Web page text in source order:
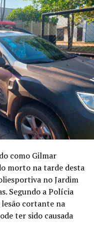
como Gilmar
morto na tarde desta
no Jardim
Segundo a Polícia
cortante na
ter sido causada